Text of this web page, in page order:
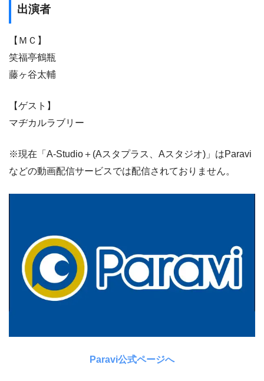
出演者
【ＭＣ】
笑福亭鶴瓶
藤ヶ谷太輔
【ゲスト】
マヂカルラブリー
※現在「A-Studio＋(Aスタプラス、Aスタジオ)」はParavi
などの動画配信サービスでは配信されておりません。
Paravi公式ページへ